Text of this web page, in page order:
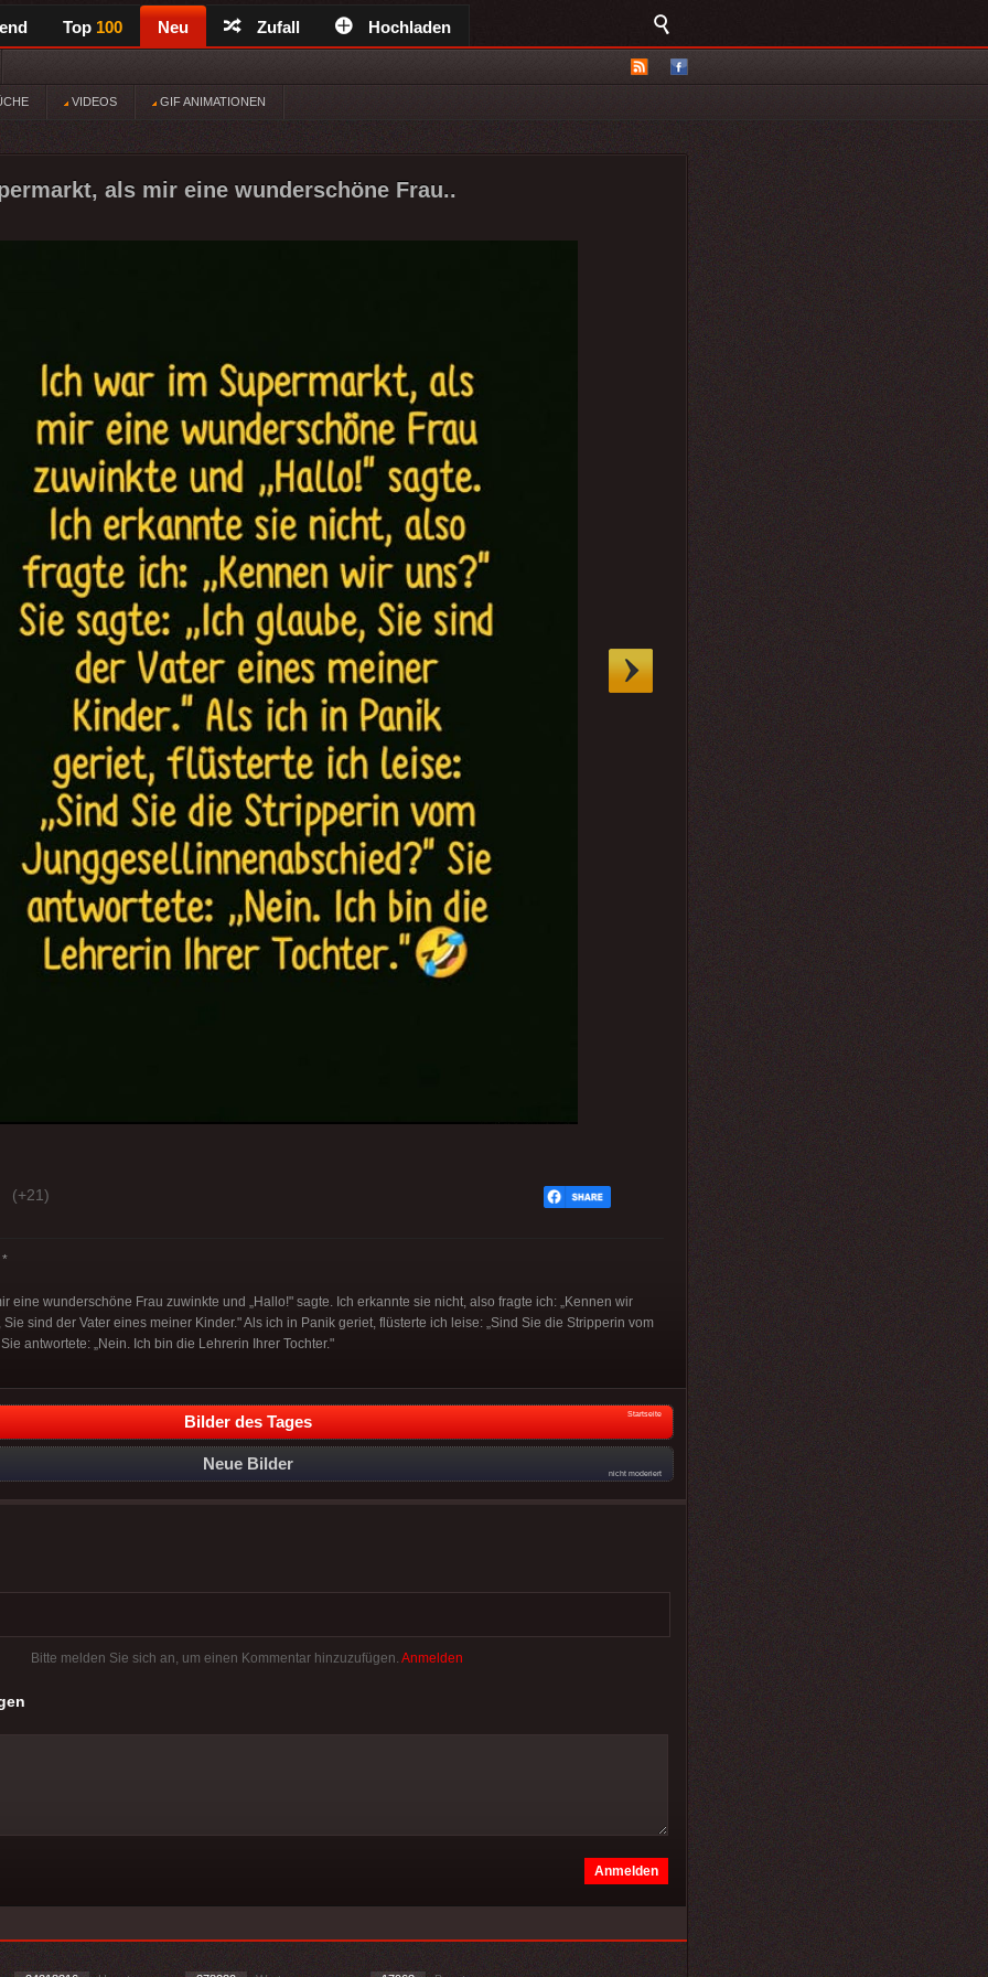
Top 100 Neu Zufall Hochladen
VIDEOS GIF ANIMATIONEN
als mir eine wunderschöne Frau..
(+21)
eine wunderschöne Frau zuwinkte und „Hallo!" sagte. Ich erkannte sie nicht, also fragte ich: „Kennen wir
sind der Vater eines meiner Kinder." Als ich in Panik geriet, flüsterte ich leise: „Sind Sie die Stripperin vom
antwortete: „Nein. Ich bin die Lehrerin Ihrer Tochter."
Bilder des Tages Startseite
Neue Bilder
nicht moderiert
Bitte melden Sie sich an, um einen Kommentar hinzuzufügen. Anmelden